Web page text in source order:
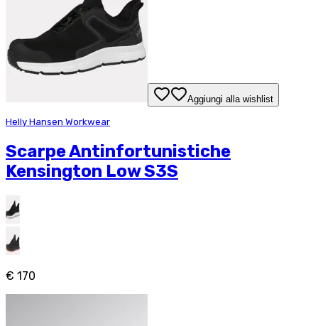
Aggiungi alla wishlist
Helly Hansen Workwear
Scarpe Antinfortunistiche
Kensington Low S3S
€ 170